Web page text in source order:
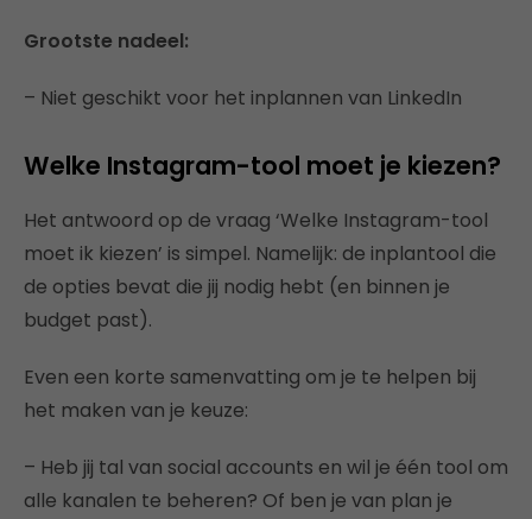
Grootste nadeel:
– Niet geschikt voor het inplannen van LinkedIn
Welke Instagram-tool moet je kiezen?
Het antwoord op de vraag ‘Welke Instagram-tool
moet ik kiezen’ is simpel. Namelijk: de inplantool die
de opties bevat die jij nodig hebt (en binnen je
budget past).
Even een korte samenvatting om je te helpen bij
het maken van je keuze:
– Heb jij tal van social accounts en wil je één tool om
alle kanalen te beheren? Of ben je van plan je